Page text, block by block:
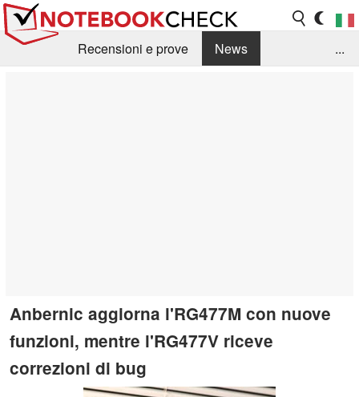
Recensioni e prove
News
...
Anbernic aggiorna l'RG477M con nuove
funzioni, mentre l'RG477V riceve
correzioni di bug